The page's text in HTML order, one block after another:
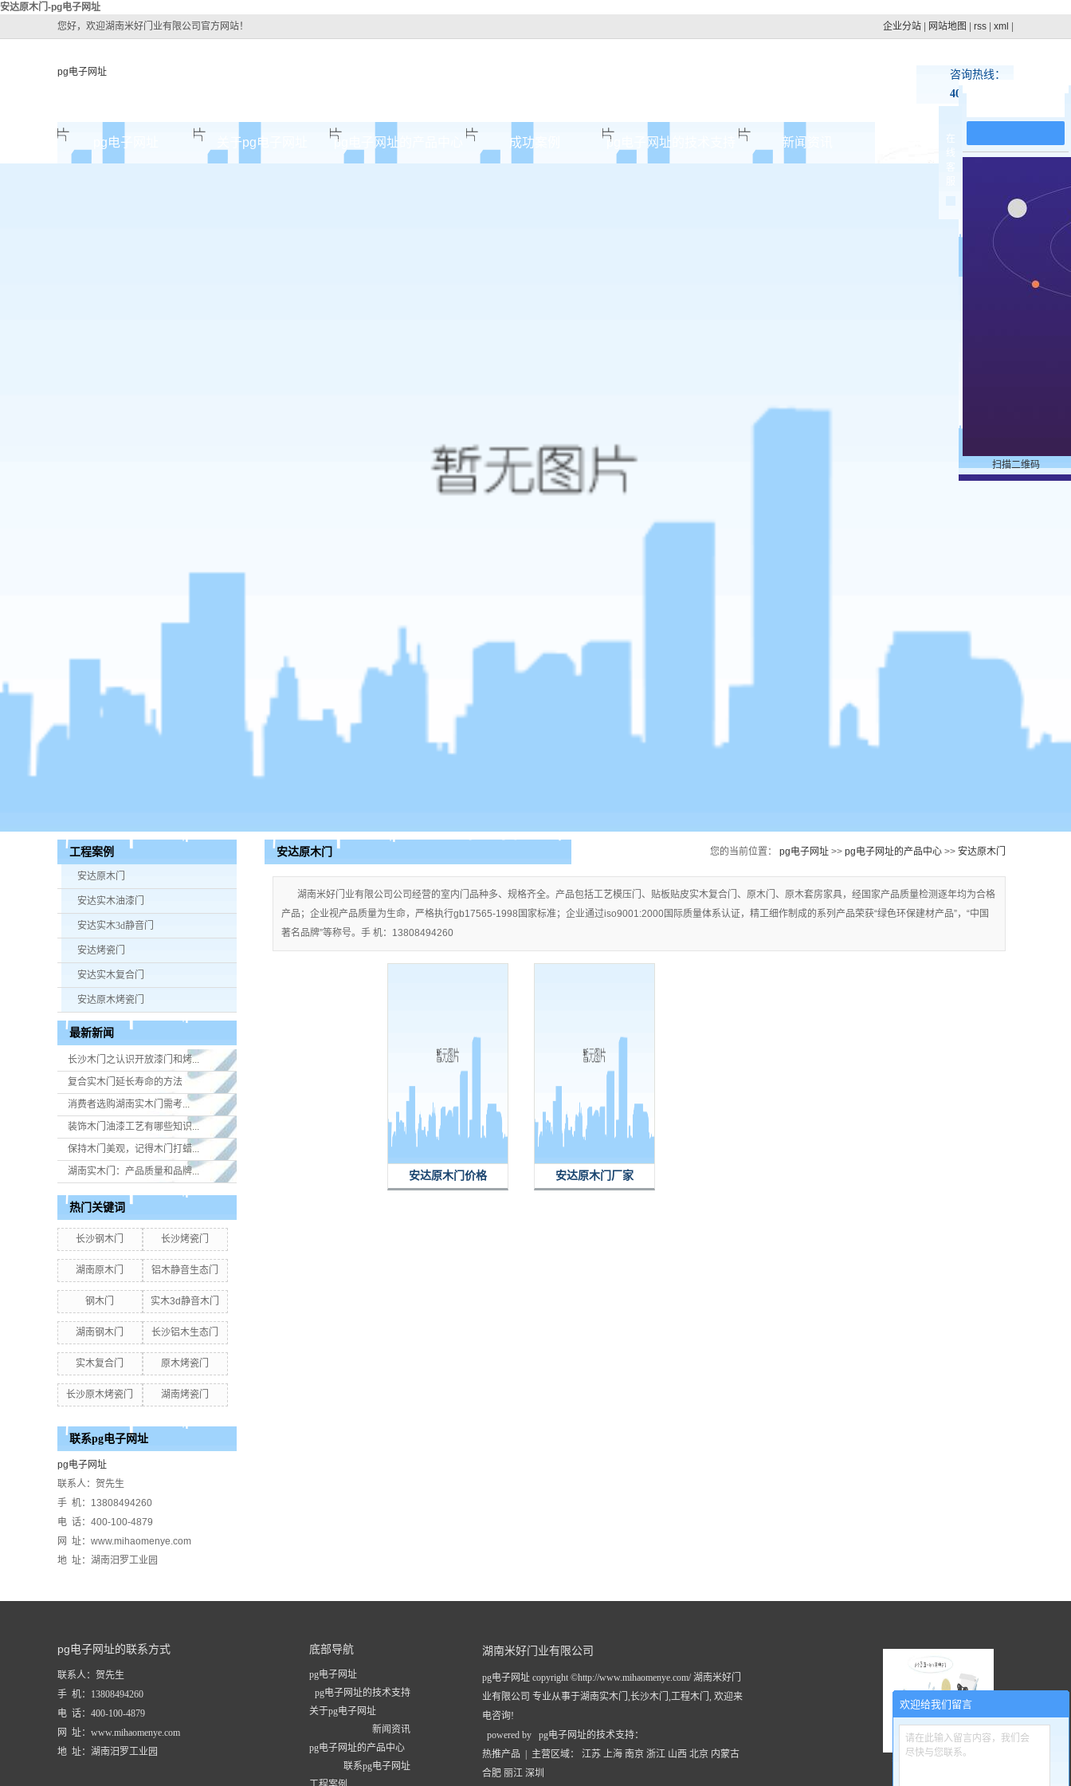
安达原木门-pg电子网址
您好，欢迎湖南米好门业有限公司官方网站！
企业分站 网站地图 rss xml
pg电子网址
咨询热线：
400-100-4879
pg电子网址 关于pg电子网址 pg电子网址的产品中心 成功案例 pg电子网址的技术支持 新闻资讯 联系pg电子网址
工程案例
安达原木门
安达实木油漆门
安达实木3d静音门
安达烤瓷门
安达实木复合门
安达原木烤瓷门
最新新闻
长沙木门之认识开放漆门和烤...
复合实木门延长寿命的方法
消费者选购湖南实木门​需考...
装饰木门油漆工艺有哪些知识...
保持木门美观，记得木门打蜡...
湖南实木门：产品质量和品牌...
热门关键词
长沙钢木门 长沙烤瓷门
湖南原木门 铝木静音生态门
钢木门 实木3d静音木门
湖南钢木门 长沙铝木生态门
实木复合门 原木烤瓷门
长沙原木烤瓷门 湖南烤瓷门
联系pg电子网址
pg电子网址
联系人：贺先生
手 机：13808494260
电 话：400-100-4879
网 址：www.mihaomenye.com
地 址：湖南汨罗工业园
安达原木门 您的当前位置： pg电子网址 >> pg电子网址的产品中心 >> 安达原木门
湖南米好门业有限公司公司经营的室内门品种多、规格齐全。产品包括工艺模压门、贴板贴皮实木复合门、原木门、原木套房家具，经国家产品质量检测逐年均为合格
产品；企业视产品质量为生命，严格执行gb17565-1998国家标准；企业通过iso9001:2000国际质量体系认证，精工细作制成的系列产品荣获“绿色环保建材产品”，“中国
著名品牌”等称号。手 机：13808494260
安达原木门价格 安达原木门厂家
pg电子网址的联系方式
联系人：贺先生
手 机：13808494260
电 话：400-100-4879
网 址：www.mihaomenye.com
地 址：湖南汨罗工业园
底部导航
pg电子网址
pg电子网址的技术支持
关于pg电子网址
新闻资讯
pg电子网址的产品中心
联系pg电子网址
湖南米好门业有限公司
pg电子网址 copyright ©http://www.mihaomenye.com/ 湖南米好门
业有限公司 专业从事于湖南实木门 ,长沙木门 ,工程木门 , 欢迎来
电咨询!
powered by pg电子网址的技术支持：
热推产品 | 主营区域： 江苏 上海 南京 浙江 山西 北京 内蒙古
合肥 丽江 深圳
在
扫描二维码
欢迎给我们留言
请在此输入留言内容，我们会
尽快与您联系。